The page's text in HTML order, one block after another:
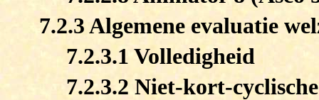
7.2.3 Algemene evaluatie
7.2.3.1 Volledigheid
7.2.3.2 Niet-kort-